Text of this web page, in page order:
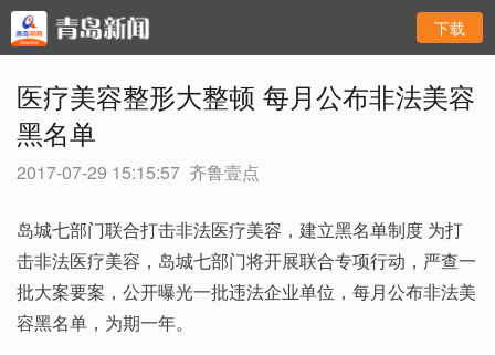
下载
医疗美容整形大整顿 每月公布非法美容
黑名单
2017-07-29 15:15:57 齐鲁壹点
岛城七部门联合打击非法医疗美容，建立黑名单制度 为打
击非法医疗美容，岛城七部门将开展联合专项行动，严查一
批大案要案，公开曝光一批违法企业单位，每月公布非法美
容黑名单，为期一年。